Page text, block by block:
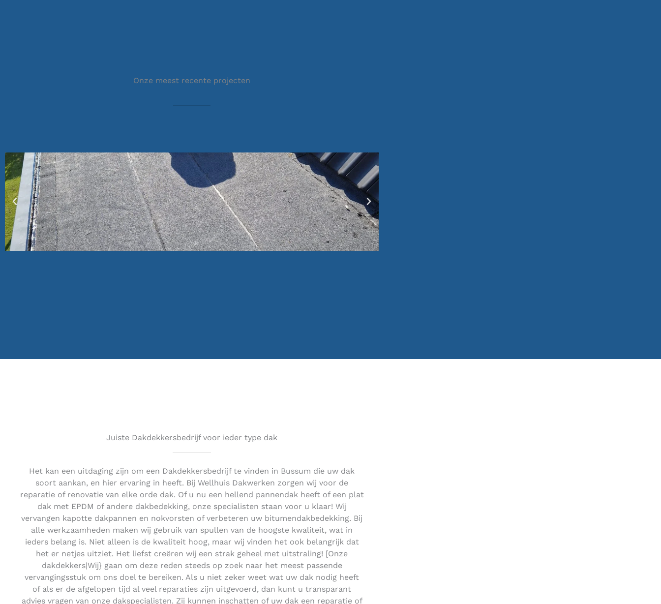
Onze meest recente projecten
Juiste Dakdekkersbedrijf voor ieder type dak
Het kan een uitdaging zijn om een Dakdekkersbedrijf te vinden in Bussum die uw dak
soort aankan, en hier ervaring in heeft. Bij Wellhuis Dakwerken zorgen wij voor de
reparatie of renovatie van elke orde dak. Of u nu een hellend pannendak heeft of een plat
dak met EPDM of andere dakbedekking, onze specialisten staan voor u klaar! Wij
vervangen kapotte dakpannen en nokvorsten of verbeteren uw bitumendakbedekking. Bij
alle werkzaamheden maken wij gebruik van spullen van de hoogste kwaliteit, wat in
ieders belang is. Niet alleen is de kwaliteit hoog, maar wij vinden het ook belangrijk dat
het er netjes uitziet. Het liefst creëren wij een strak geheel met uitstraling! [Onze
dakdekkers|Wij} gaan om deze reden steeds op zoek naar het meest passende
vervangingsstuk om ons doel te bereiken. Als u niet zeker weet wat uw dak nodig heeft
of als er de afgelopen tijd al veel reparaties zijn uitgevoerd, dan kunt u transparant
advies vragen van onze dakspecialisten. Zij kunnen inschatten of uw dak een reparatie of